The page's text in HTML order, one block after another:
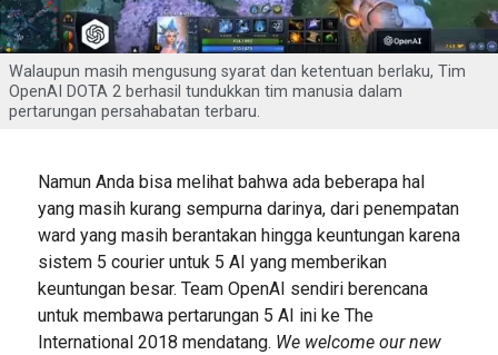
Walaupun masih mengusung syarat dan ketentuan berlaku, Tim
OpenAI DOTA 2 berhasil tundukkan tim manusia dalam
pertarungan persahabatan terbaru.
Namun Anda bisa melihat bahwa ada beberapa hal
yang masih kurang sempurna darinya, dari penempatan
ward yang masih berantakan hingga keuntungan karena
sistem 5 courier untuk 5 AI yang memberikan
keuntungan besar. Team OpenAI sendiri berencana
untuk membawa pertarungan 5 AI ini ke The
International 2018 mendatang. We welcome our new